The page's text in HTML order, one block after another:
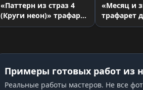
«Паттерн из страз 4
(Круги неон)» трафарет
для страз
«Месяц и
трафарет
Примеры готовых работ из
Реальные работы мастеров. Не все